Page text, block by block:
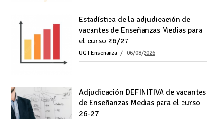
Estadística de la adjudicación de
vacantes de Enseñanzas Medias para
el curso 26/27
UGT Enseñanza 06/08/2026
Adjudicación DEFINITIVA de vacantes
de Enseñanzas Medias para el curso
26-27